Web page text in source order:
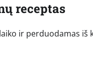
receptas
ir perduodamas